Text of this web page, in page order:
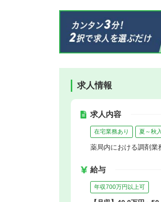
求人情報
求人内容
在宅業務あり 夏～秋
薬局内における調剤業
給与
年収700万円以上可